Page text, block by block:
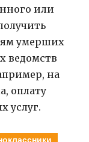
или
умерших
ведомств
на
оплату
услуг.